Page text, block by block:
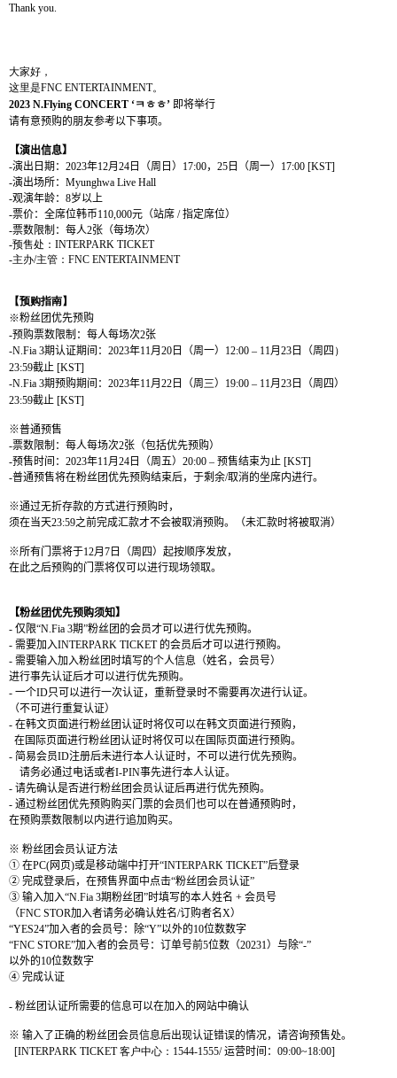
Thank you.
大家好，
这里是FNC ENTERTAINMENT。
2023 N.Flying CONCERT ‘ㅋㅎㅎ’ 即将举行
请有意预购的朋友参考以下事项。
【演出信息】
-演出日期： 2023年12月 24 日（周日） 17:00， 25 日（周一） 17:00 [KST]
-演出场所： Myunghwa Live Hall
-观演年龄： 8岁以上
-票价：全席位韩币110,000元（站席 / 指定席位）
-票数限制：每人2张 （每场次）
-预售处 ： INTERPARK TICKET
-主办/主管： FNC ENTERTAINMENT
【预购指南】
※粉丝团优先预购
-预购票数限制：每人每场次2张
-N.Fia 3期认证期间 ： 2023年11 月 20 日（周一） 12:00 – 11 月 23 日（周四 ）
23:59截止 [KST]
-N.Fia 3期预购期间 ： 2023年11 月 22 日（周 三） 19:00 – 11 月 23 日（周四）
23:59截止 [KST]
※普通预售
-票数限制： 每人每场次2张 （包括优先预购）
-预售时间 ： 2023年11 月 24 日（周五） 20:00 – 预售结束为 止 [KST]
-普通预售将在粉丝团优先预购结束后，于剩余/取消的坐席内进行。
※通过无折存款的方式进行预购时，
须在当天23:59之前完成汇款才不会被取消预购。（未汇款时将被取消）
※所有门 票将于12月 7 日（周四）起按顺序发放，
在此之后预购的门 票将仅可以进行现场领取。
【粉丝团优先预购须知】
- 仅 限“N.Fia 3期”粉丝团 的会员才可以进行优先预购。
- 需要加入INTERPARK TICKET 的会员后才可以进行预购。
- 需要输入加入粉丝团时填写的个人信息（姓名， 会员号）
进行事先认证后才可以进行优先预购。
- 一个ID只可以进行一次认证，重新登录时不需要再次进行认证。
（不可进行重复认证）
- 在韩文页面进行粉丝团认证时将仅可以在韩文页面进行预购，
在国际页面进行粉丝团认证时将仅可以在国际页面进行预购。
- 简易会员ID注册后未进行本人认证时，不可以进行优先预购。
请务必通过电话或者I-PIN事先进行本人认证。
- 请先确认是否进行粉丝团会员认证后再进行优先预购。
- 通过粉丝团优先预购购买门 票的会员们 也可以在普通预购时，
在预购票数限制以内进行追加购买。
※ 粉丝团会员认证方法
① 在PC(网页)或是移动端中打开“INTERPARK TICKET”后登录
② 完成登录后，在预售界面中点击“粉丝团会员认证”
③ 输入加入“N.Fia 3期粉丝团”时填写的本人姓名 + 会员号
（FNC STOR加入者请务必确认姓名/订购者名X）
“YES24”加入者的会员号：除“Y”以外的10位数数字
“FNC STORE”加入者的会员号： 订单号前5位数 （20231 ） 与 除“-”
以外的10位数数字
④ 完成认证
- 粉丝团认证所需要的信息可以在加入的网站中确认
※ 输入了正确的粉丝团会员信息后出现认证错误的情况， 请咨询预售处。
[INTERPARK TICKET 客户中心： 1544-1555/运营时间 ： 09:00~18:00]